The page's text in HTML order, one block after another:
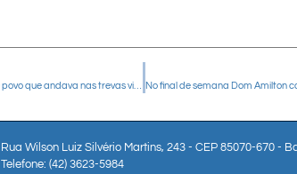
CNBB Sul 2 lança Novena de Natal 2025: “O povo que andava nas trevas viu uma grande luz”
Rua Wilson Luiz Silvério Martins, 243 - CEP 85070-670 -
Telefone: (42) 3623-5984